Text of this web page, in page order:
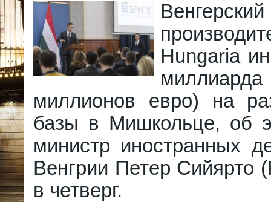
Венгерский
Hungaria
миллиарда
миллионов евро) на
базы в Мишкольце, об
министр иностранных
Венгрии Петер Сийярто
в четверг.